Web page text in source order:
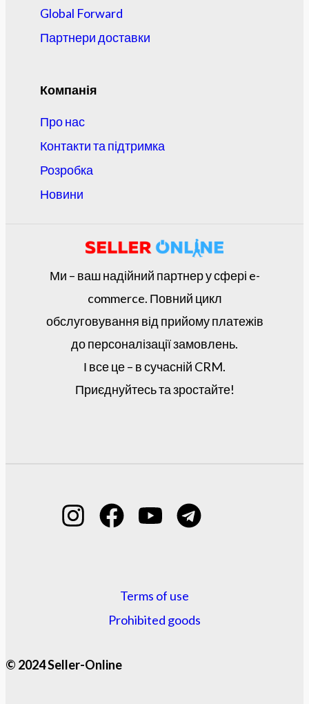
Global Forward
Партнери доставки
Компанія
Про нас
Контакти та підтримка
Розробка
Новини
Ми – ваш надійний партнер у сфері e-
commerce. Повний цикл
обслуговування від прийому платежів
до персоналізації замовлень.
І все це – в сучасній CRM.
Приєднуйтесь та зростайте!
Terms of use
Prohibited goods
© 2024 Seller-Online